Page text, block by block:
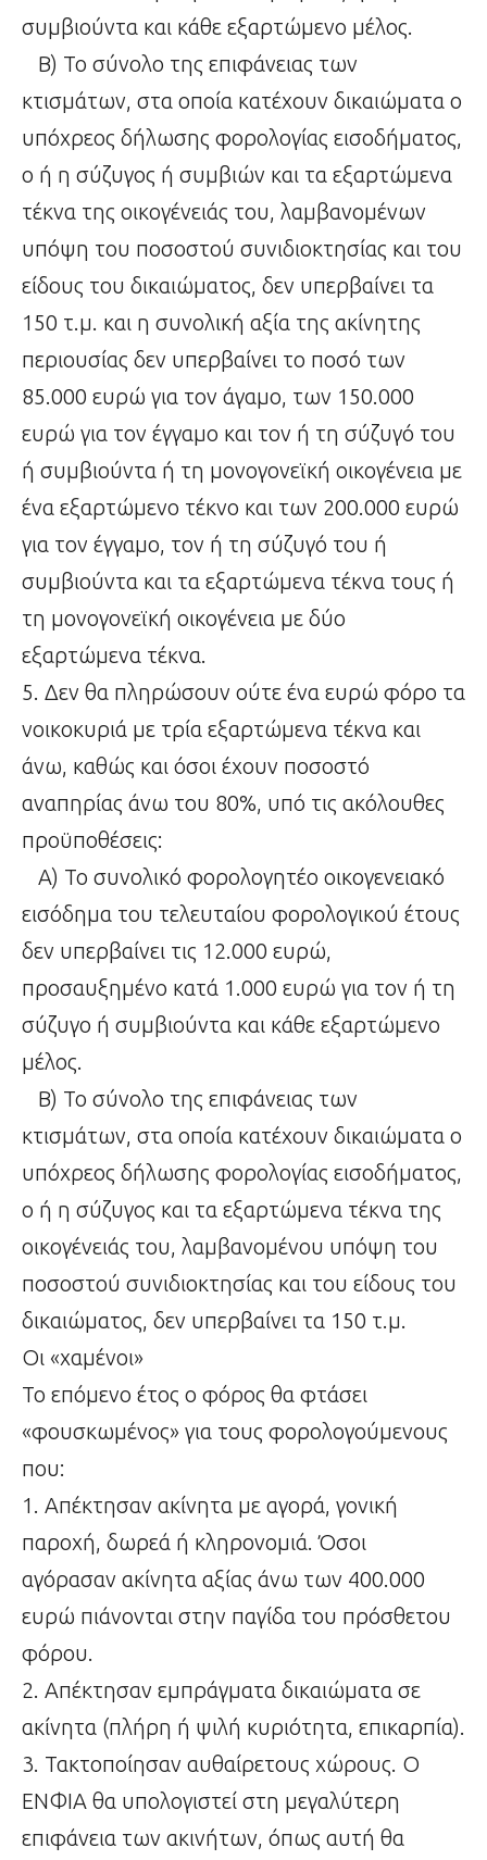
συμβιούντα και κάθε εξαρτώμενο μέλος.
Β) Το σύνολο της επιφάνειας των
κτισμάτων, στα οποία κατέχουν δικαιώματα ο
υπόχρεος δήλωσης φορολογίας εισοδήματος,
ο ή η σύζυγος ή συμβιών και τα εξαρτώμενα
τέκνα της οικογένειάς του, λαμβανομένων
υπόψη του ποσοστού συνιδιοκτησίας και του
είδους του δικαιώματος, δεν υπερβαίνει τα
150 τ.μ. και η συνολική αξία της ακίνητης
περιουσίας δεν υπερβαίνει το ποσό των
85.000 ευρώ για τον άγαμο, των 150.000
ευρώ για τον έγγαμο και τον ή τη σύζυγό του
ή συμβιούντα ή τη μονογονεϊκή οικογένεια με
ένα εξαρτώμενο τέκνο και των 200.000 ευρώ
για τον έγγαμο, τον ή τη σύζυγό του ή
συμβιούντα και τα εξαρτώμενα τέκνα τους ή
τη μονογονεϊκή οικογένεια με δύο
εξαρτώμενα τέκνα.
5. Δεν θα πληρώσουν ούτε ένα ευρώ φόρο τα
νοικοκυριά με τρία εξαρτώμενα τέκνα και
άνω, καθώς και όσοι έχουν ποσοστό
αναπηρίας άνω του 80%, υπό τις ακόλουθες
προϋποθέσεις:
Α) Το συνολικό φορολογητέο οικογενειακό
εισόδημα του τελευταίου φορολογικού έτους
δεν υπερβαίνει τις 12.000 ευρώ,
προσαυξημένο κατά 1.000 ευρώ για τον ή τη
σύζυγο ή συμβιούντα και κάθε εξαρτώμενο
μέλος.
Β) Το σύνολο της επιφάνειας των
κτισμάτων, στα οποία κατέχουν δικαιώματα ο
υπόχρεος δήλωσης φορολογίας εισοδήματος,
ο ή η σύζυγος και τα εξαρτώμενα τέκνα της
οικογένειάς του, λαμβανομένου υπόψη του
ποσοστού συνιδιοκτησίας και του είδους του
δικαιώματος, δεν υπερβαίνει τα 150 τ.μ.
Οι «χαμένοι»
Το επόμενο έτος ο φόρος θα φτάσει
«φουσκωμένος» για τους φορολογούμενους
που:
1. Απέκτησαν ακίνητα με αγορά, γονική
παροχή, δωρεά ή κληρονομιά. Όσοι
αγόρασαν ακίνητα αξίας άνω των 400.000
ευρώ πιάνονται στην παγίδα του πρόσθετου
φόρου.
2. Απέκτησαν εμπράγματα δικαιώματα σε
ακίνητα (πλήρη ή ψιλή κυριότητα, επικαρπία).
3. Τακτοποίησαν αυθαίρετους χώρους. Ο
ΕΝΦΙΑ θα υπολογιστεί στη μεγαλύτερη
επιφάνεια των ακινήτων, όπως αυτή θα